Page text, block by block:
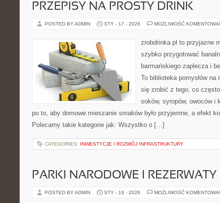
PRZEPISY NA PROSTY DRINK
POSTED BY ADMIN STY - 17 - 2026 MOŻLIWOŚĆ
zrobdrinka.pl to przyjazne
szybko przygotować
barmańskiego zaplecza i
To biblioteka pomysłów
się zrobić z tego, co
soków, syropów, owoców i
po to, aby domowe mieszanie smaków było przyjemne, a efekt
Polecamy takie kategorie jak: Wszystko o […]
CATEGORIES: INWESTYCJE I ROZWÓJ INFRASTRUKTURY
PARKI NARODOWE I
POSTED BY ADMIN STY - 16 - 2026 MOŻLIWOŚĆ